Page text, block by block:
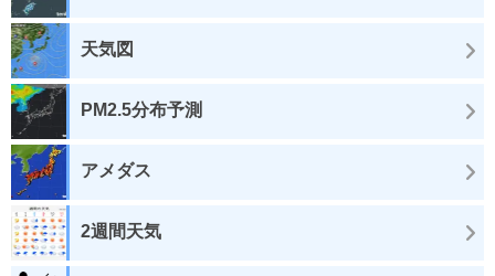
天気図
PM2.5分布予測
アメダス
2週間天気